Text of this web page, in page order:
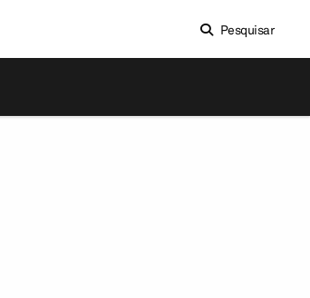
Pesquisar